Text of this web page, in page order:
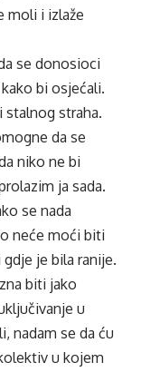
moli i izlaže
se donosioci
bi osjećali.
stalnog straha.
da se
niko ne bi
ja sada.
se nada
neće moći biti
je bila ranije.
biti jako
u
nadam se da ću
u kojem